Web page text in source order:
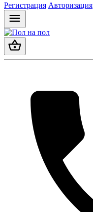
Регистрация Авторизация